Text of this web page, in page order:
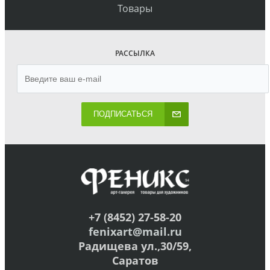
Товары
РАССЫЛКА
ПОДПИСАТЬСЯ
+7 (8452) 27-58-20
fenixart@mail.ru
Радищева ул.,30/59,
Саратов